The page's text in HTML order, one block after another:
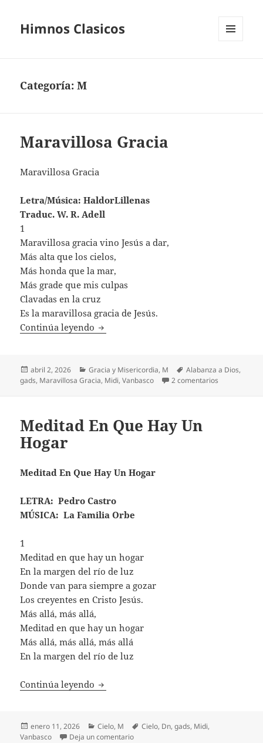
Himnos Clasicos
Categoría:M
Maravillosa Gracia
Maravillosa Gracia
Letra/Música: HaldorLillenas
Traduc. W. R. Adell
1
Maravillosa gracia vino Jesús a dar,
Más alta que los cielos,
Más honda que la mar,
Más grade que mis culpas
Clavadas en la cruz
Es la maravillosa gracia de Jesús.
Continúa leyendo Maravillosa Gracia
Publicado
el
abril 2, 2026 Categorías
Gracia y Misericordia, M Etiquetas
Alabanza a Dios,
gads, Maravillosa Gracia, Midi,Vanbasco 2 comentarios
Meditad En Que Hay Un
Hogar
Meditad En Que Hay Un Hogar
LETRA: Pedro Castro
MÚSICA: La Familia Orbe
1
Meditad en que hay un hogar
En la margen del río de luz
Donde van para siempre a gozar
Los creyentes en Cristo Jesús.
Más allá, más allá,
Meditad en que hay un hogar
Más allá, más allá, más allá
En la margen del río de luz
Continúa leyendo Meditad En Que Hay Un Hogar
Publicado
el
enero 11, 2026 Categorías
Cielo, M Etiquetas
Cielo, Dn,gads, Midi,
Vanbasco
Deja un comentarioen Meditad En Que Hay Un Hogar